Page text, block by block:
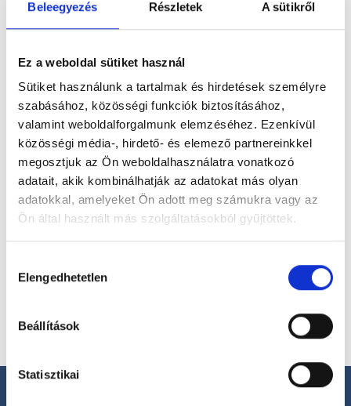
Beleegyezés Részletek A sütikről
Ez a weboldal sütiket használ
Sütiket használunk a tartalmak és hirdetések személyre
szabásához, közösségi funkciók biztosításához,
valamint weboldalforgalmunk elemzéséhez. Ezenkívül
közösségi média-, hirdető- és elemező partnereinkkel
megosztjuk az Ön weboldalhasználatra vonatkozó
adatait, akik kombinálhatják az adatokat más olyan
adatokkal, amelyeket Ön adott meg számukra vagy az
Ön által használt más szolgáltatásokból gyűjtöttek.
szabályzat:https://foglaljorvost.hu/info/foglaljorvost-
kiválasztása
Elengedhetetlen
Beállítások
Statisztikai
7627 Pécs, Kispiricsizma dűlő 89.
magánorvosokhoz most!
Válassz szakterületet